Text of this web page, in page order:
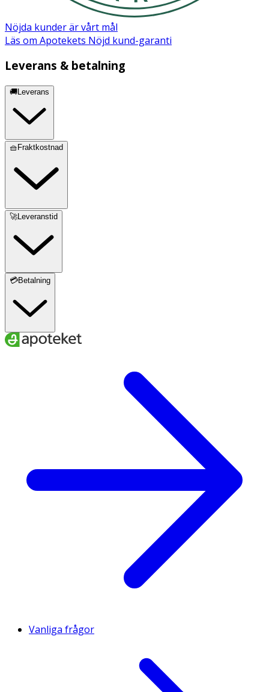
Nöjda kunder är vårt mål
Läs om Apotekets Nöjd kund-garanti
Leverans & betalning
🚚Leverans
🧺Fraktkostnad
🚀Leveranstid
💳Betalning
Vanliga frågor